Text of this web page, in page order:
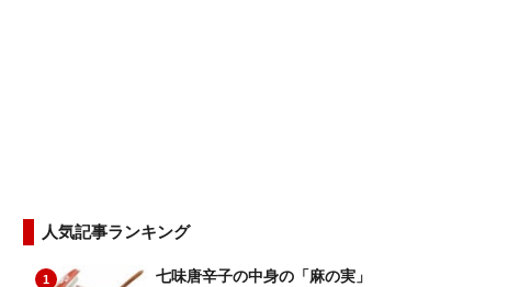
人気記事ランキング
1
七味唐辛子の中身の「麻の実」